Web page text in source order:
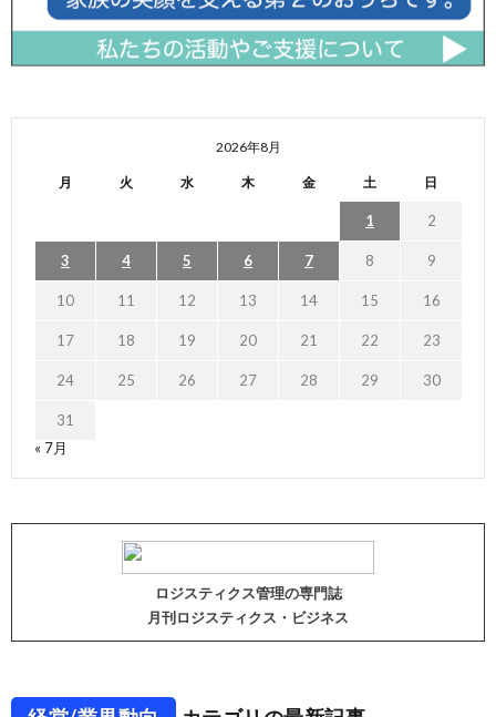
2026年8月
月 火 水 木 金 土 日
1 2
3 4 5 6 7 8 9
10 11 12 13 14 15 16
17 18 19 20 21 22 23
24 25 26 27 28 29 30
31
« 7月
ロジスティクス管理の専門誌
月刊ロジスティクス・ビジネス